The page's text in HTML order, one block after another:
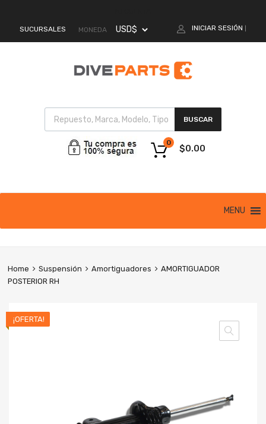
SUCURSALES MONEDA INICIAR SESIÓN
BUSCAR
$0.00
0
MENU
Home Suspensión Amortiguadores
AMORTIGUADOR
POSTERIOR RH
¡OFERTA!